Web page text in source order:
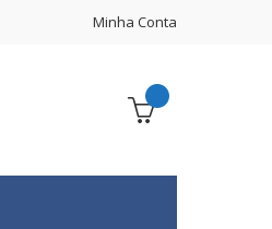
Minha Conta